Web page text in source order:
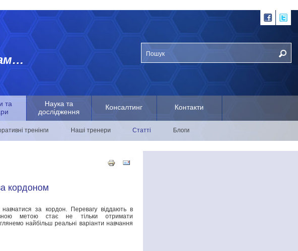
та
Наука та
дослідження
Консалтинг Контакти
тренінги Наші тренери Статті Блоги
кордоном
навчатися за кордон. Перевагу віддають в
метою стає не тільки отримати
найбільш реальні варіанти навчання